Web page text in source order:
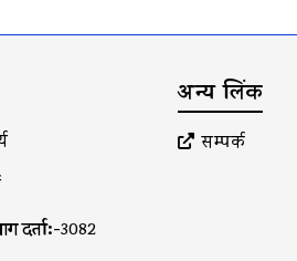
दर्ता:-3082
अन्य लिंक
सम्पर्क